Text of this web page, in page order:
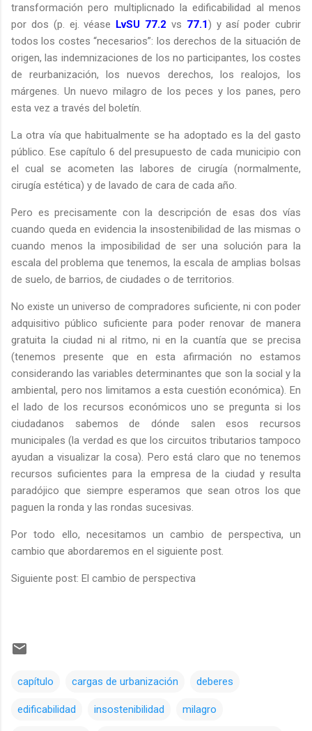
transformación pero multiplicnado la edificabilidad al menos
por dos (p. ej. véase LvSU 77.2 vs 77.1) y así poder cubrir
todos los costes “necesarios”: los derechos de la situación de
origen, las indemnizaciones de los no participantes, los costes
de reurbanización, los nuevos derechos, los realojos, los
márgenes. Un nuevo milagro de los peces y los panes, pero
esta vez a través del boletín.
La otra vía que habitualmente se ha adoptado es la del gasto
público. Ese capítulo 6 del presupuesto de cada municipio con
el cual se acometen las labores de cirugía (normalmente,
cirugía estética) y de lavado de cara de cada año.
Pero es precisamente con la descripción de esas dos vías
cuando queda en evidencia la insostenibilidad de las mismas o
cuando menos la imposibilidad de ser una solución para la
escala del problema que tenemos, la escala de amplias bolsas
de suelo, de barrios, de ciudades o de territorios.
No existe un universo de compradores suficiente, ni con poder
adquisitivo público suficiente para poder renovar de manera
gratuita la ciudad ni al ritmo, ni en la cuantía que se precisa
(tenemos presente que en esta afirmación no estamos
considerando las variables determinantes que son la social y la
ambiental, pero nos limitamos a esta cuestión económica). En
el lado de los recursos económicos uno se pregunta si los
ciudadanos sabemos de dónde salen esos recursos
municipales (la verdad es que los circuitos tributarios tampoco
ayudan a visualizar la cosa). Pero está claro que no tenemos
recursos suficientes para la empresa de la ciudad y resulta
paradójico que siempre esperamos que sean otros los que
paguen la ronda y las rondas sucesivas.
Por todo ello, necesitamos un cambio de perspectiva, un
cambio que abordaremos en el siguiente post.
Siguiente post: El cambio de perspectiva
capítulo cargas de urbanización deberes
edificabilidad insostenibilidad milagro